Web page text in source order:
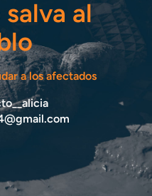
al
a los afectados